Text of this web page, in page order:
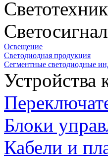
Освещение
Светодиодная продукция
Сегментные светодиодные
Устройства
Блоки
Кабели и